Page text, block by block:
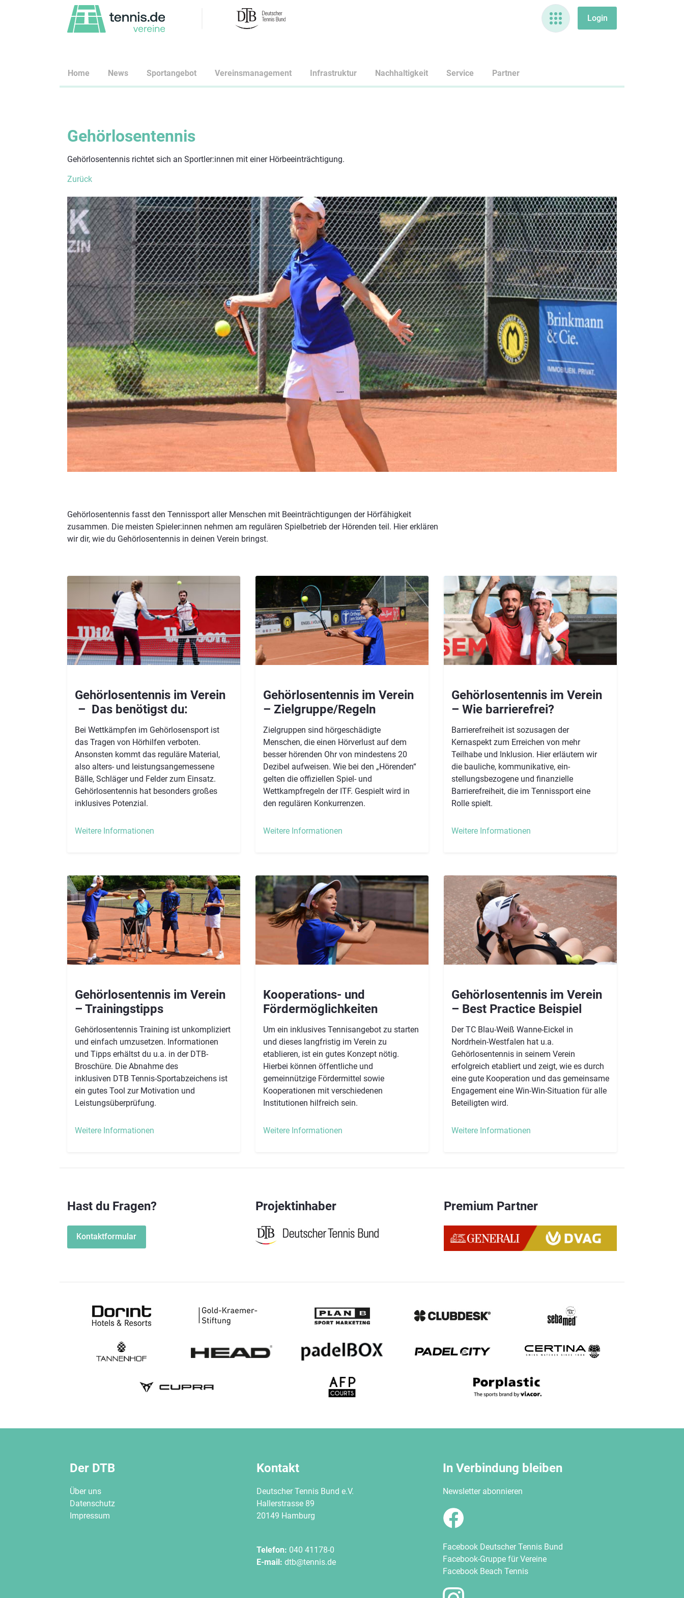
Home News Sportangebot Vereinsmanagement Infrastruktur Nachhaltigkeit Service Partner
Gehörlosentennis
Gehörlosentennis richtet sich an Sportler:innen mit einer Hörbeeinträchtigung.
Zurück
Gehörlosentennis fasst den Tennissport aller Menschen mit Beeinträchtigungen der Hörfähigkeit
zusammen. Die meisten Spieler:innen nehmen am regulären Spielbetrieb der Hörenden teil. Hier erklären
wir dir, wie du Gehörlosentennis in deinen Verein bringst.
Gehörlosentennis im Verein
– ​​​​​​​ Das benötigst du:
Bei Wettkämpfen im Gehörlosensport ist
das Tragen von Hörhilfen verboten.
Ansonsten kommt das reguläre Material,
also alters- und leistungsangemessene
Bälle, Schläger und Felder zum Einsatz.
Gehörlosentennis hat besonders großes
inklusives Potenzial.
Weitere Informationen
Gehörlosentennis im Verein
– Zielgruppe/Regeln
Zielgruppen sind hörgeschädigte
Menschen, die einen Hörverlust auf dem
besser hörenden Ohr von mindestens 20
Dezibel aufweisen. Wie bei den „Hörenden“
gelten die offiziellen Spiel- und
Wettkampfregeln der ITF. Gespielt wird in
den regulären Konkurrenzen.​​​​​
Weitere Informationen
Gehörlosentennis im Verein
– Wie barrierefrei?​​​​​​​
Barrierefreiheit ist sozusagen der
Kernaspekt zum Erreichen von mehr
Teilhabe und Inklusion. Hier erläutern wir
die bauliche, kommunikative, ein-
stellungsbezogene und finanzielle
Barrierefreiheit, die im Tennissport eine
Rolle spielt.
Weitere Informationen
Gehörlosentennis im Verein
– Trainingstipps​​​​​​
Gehörlosentennis Training ist unkompliziert
und einfach umzusetzen. Informationen
und Tipps erhältst du u.a. in der DTB-
Broschüre. Die Abnahme des
inklusiven DTB Tennis-Sportabzeichens ist
ein gutes Tool zur Motivation und
Leistungsüberprüfung. ​​​​​​​
Weitere Informationen
Kooperations- und
Fördermöglichkeiten
Um ein inklusives Tennisangebot zu starten
und dieses langfristig im Verein zu
etablieren, ist ein gutes Konzept nötig.
Hierbei können öffentliche und
gemeinnützige Fördermittel sowie
Kooperationen mit verschiedenen
Institutionen hilfreich sein.
Weitere Informationen
Gehörlosentennis im Verein
– Best Practice Beispiel​​​​​​
Der TC Blau-Weiß Wanne-Eickel in
Nordrhein-Westfalen hat u.a.
Gehörlosentennis in seinem Verein
erfolgreich etabliert und zeigt, wie es durch
eine gute Kooperation und das gemeinsame
Engagement eine Win-Win-Situation für alle
Beteiligten wird.
Weitere Informationen
Hast du Fragen?
Kontaktformular
Projektinhaber Premium Partner
Der DTB
Über uns
Datenschutz
Impressum
Kontakt
Deutscher Tennis Bund e.V.
Hallerstrasse 89
20149 Hamburg
Telefon: 040 41178-0
E-mail: dtb@tennis.de
In Verbindung bleiben
Newsletter abonnieren
Facebook Deutscher Tennis Bund
Facebook-Gruppe für Vereine
Facebook Beach Tennis